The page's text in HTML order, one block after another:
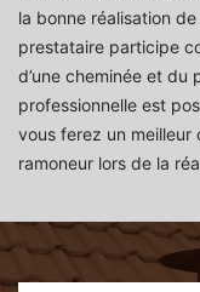
la bonne réalisation
prestataire participe
d’une cheminée et du
professionnelle est
vous ferez un
ramoneur lors de la